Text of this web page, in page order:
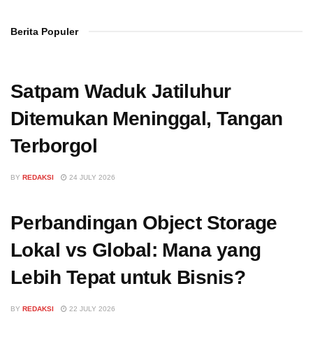
Berita Populer
Satpam Waduk Jatiluhur
Ditemukan Meninggal, Tangan
Terborgol
BY REDAKSI 24 JULY 2026
Perbandingan Object Storage
Lokal vs Global: Mana yang
Lebih Tepat untuk Bisnis?
BY REDAKSI 22 JULY 2026